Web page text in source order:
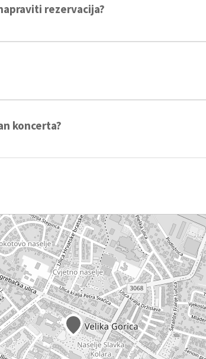
rezervacija?
koncerta?